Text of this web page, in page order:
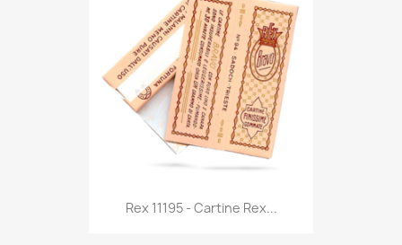
Anteprima
Rex 11195 - Cartine Rex...